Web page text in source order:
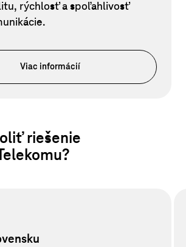
rýchlosť a spoľahlivosť
Viac informácií
riešenie